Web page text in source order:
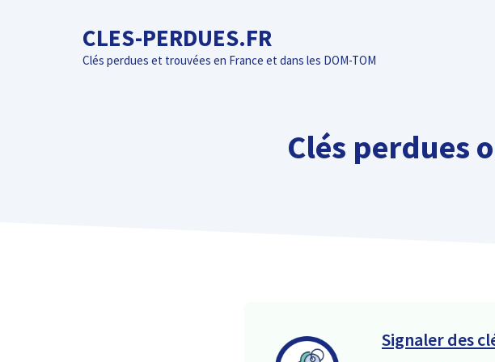
CLES-PERDUES.FR
Clés perdues et trouvées en France et dans les DOM-TOM
Clés perdues
Signaler des